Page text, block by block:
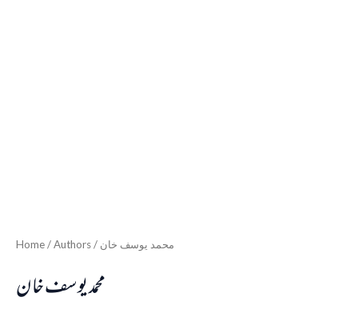
Home / Authors / محمد یوسف خان
محمد یوسف خان